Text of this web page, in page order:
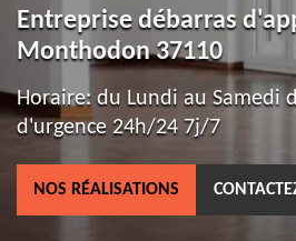
Entreprise débarras
Monthodon 37110
Horaire: du Lundi au Samedi
d'urgence 24h/24 7j/7
NOS RÉALISATIONS